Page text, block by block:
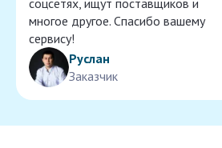
соцсетях, ищут поставщиков и
многое другое. Спасибо вашему
сервису!
Руслан
Заказчик